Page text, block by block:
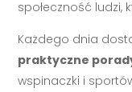
społeczność ludzi,
Każdego dnia
praktyczne
wspinaczki i